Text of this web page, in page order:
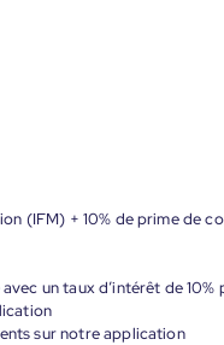
(IFM) + 10% de prime de
un taux d’intérêt de 10%
sur notre application